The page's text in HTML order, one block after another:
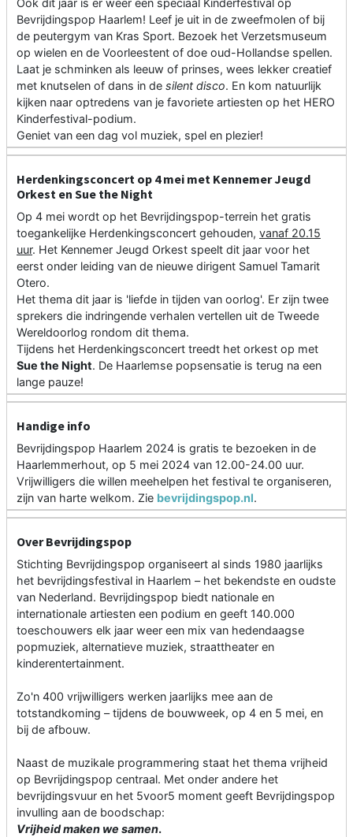
Ook dit jaar is er weer een speciaal Kinderfestival op
Bevrijdingspop Haarlem! Leef je uit in de zweefmolen of bij
de peutergym van Kras Sport. Bezoek het Verzetsmuseum
op wielen en de Voorleestent of doe oud-Hollandse spellen.
Laat je schminken als leeuw of prinses, wees lekker creatief
met knutselen of dans in de silent disco. En kom natuurlijk
kijken naar optredens van je favoriete artiesten op het HERO
Kinderfestival-podium.
Geniet van een dag vol muziek, spel en plezier!
Herdenkingsconcert op 4 mei met Kennemer Jeugd
Orkest en Sue the Night
Op 4 mei wordt op het Bevrijdingspop-terrein het gratis
toegankelijke Herdenkingsconcert gehouden, vanaf 20.15
uur. Het Kennemer Jeugd Orkest speelt dit jaar voor het
eerst onder leiding van de nieuwe dirigent Samuel Tamarit
Otero.
Het thema dit jaar is 'liefde in tijden van oorlog'. Er zijn twee
sprekers die indringende verhalen vertellen uit de Tweede
Wereldoorlog rondom dit thema.
Tijdens het Herdenkingsconcert treedt het orkest op met
Sue the Night. De Haarlemse popsensatie is terug na een
lange pauze!
Handige info
Bevrijdingspop Haarlem 2024 is gratis te bezoeken in de
Haarlemmerhout, op 5 mei 2024 van 12.00-24.00 uur.
Vrijwilligers die willen meehelpen het festival te organiseren,
zijn van harte welkom. Zie bevrijdingspop.nl.
Over Bevrijdingspop
Stichting Bevrijdingspop organiseert al sinds 1980 jaarlijks
het bevrijdingsfestival in Haarlem – het bekendste en oudste
van Nederland. Bevrijdingspop biedt nationale en
internationale artiesten een podium en geeft 140.000
toeschouwers elk jaar weer een mix van hedendaagse
popmuziek, alternatieve muziek, straattheater en
kinderentertainment.
Zo'n 400 vrijwilligers werken jaarlijks mee aan de
totstandkoming – tijdens de bouwweek, op 4 en 5 mei, en
bij de afbouw.
Naast de muzikale programmering staat het thema vrijheid
op Bevrijdingspop centraal. Met onder andere het
bevrijdingsvuur en het 5voor5 moment geeft Bevrijdingspop
invulling aan de boodschap:
Vrijheid maken we samen.